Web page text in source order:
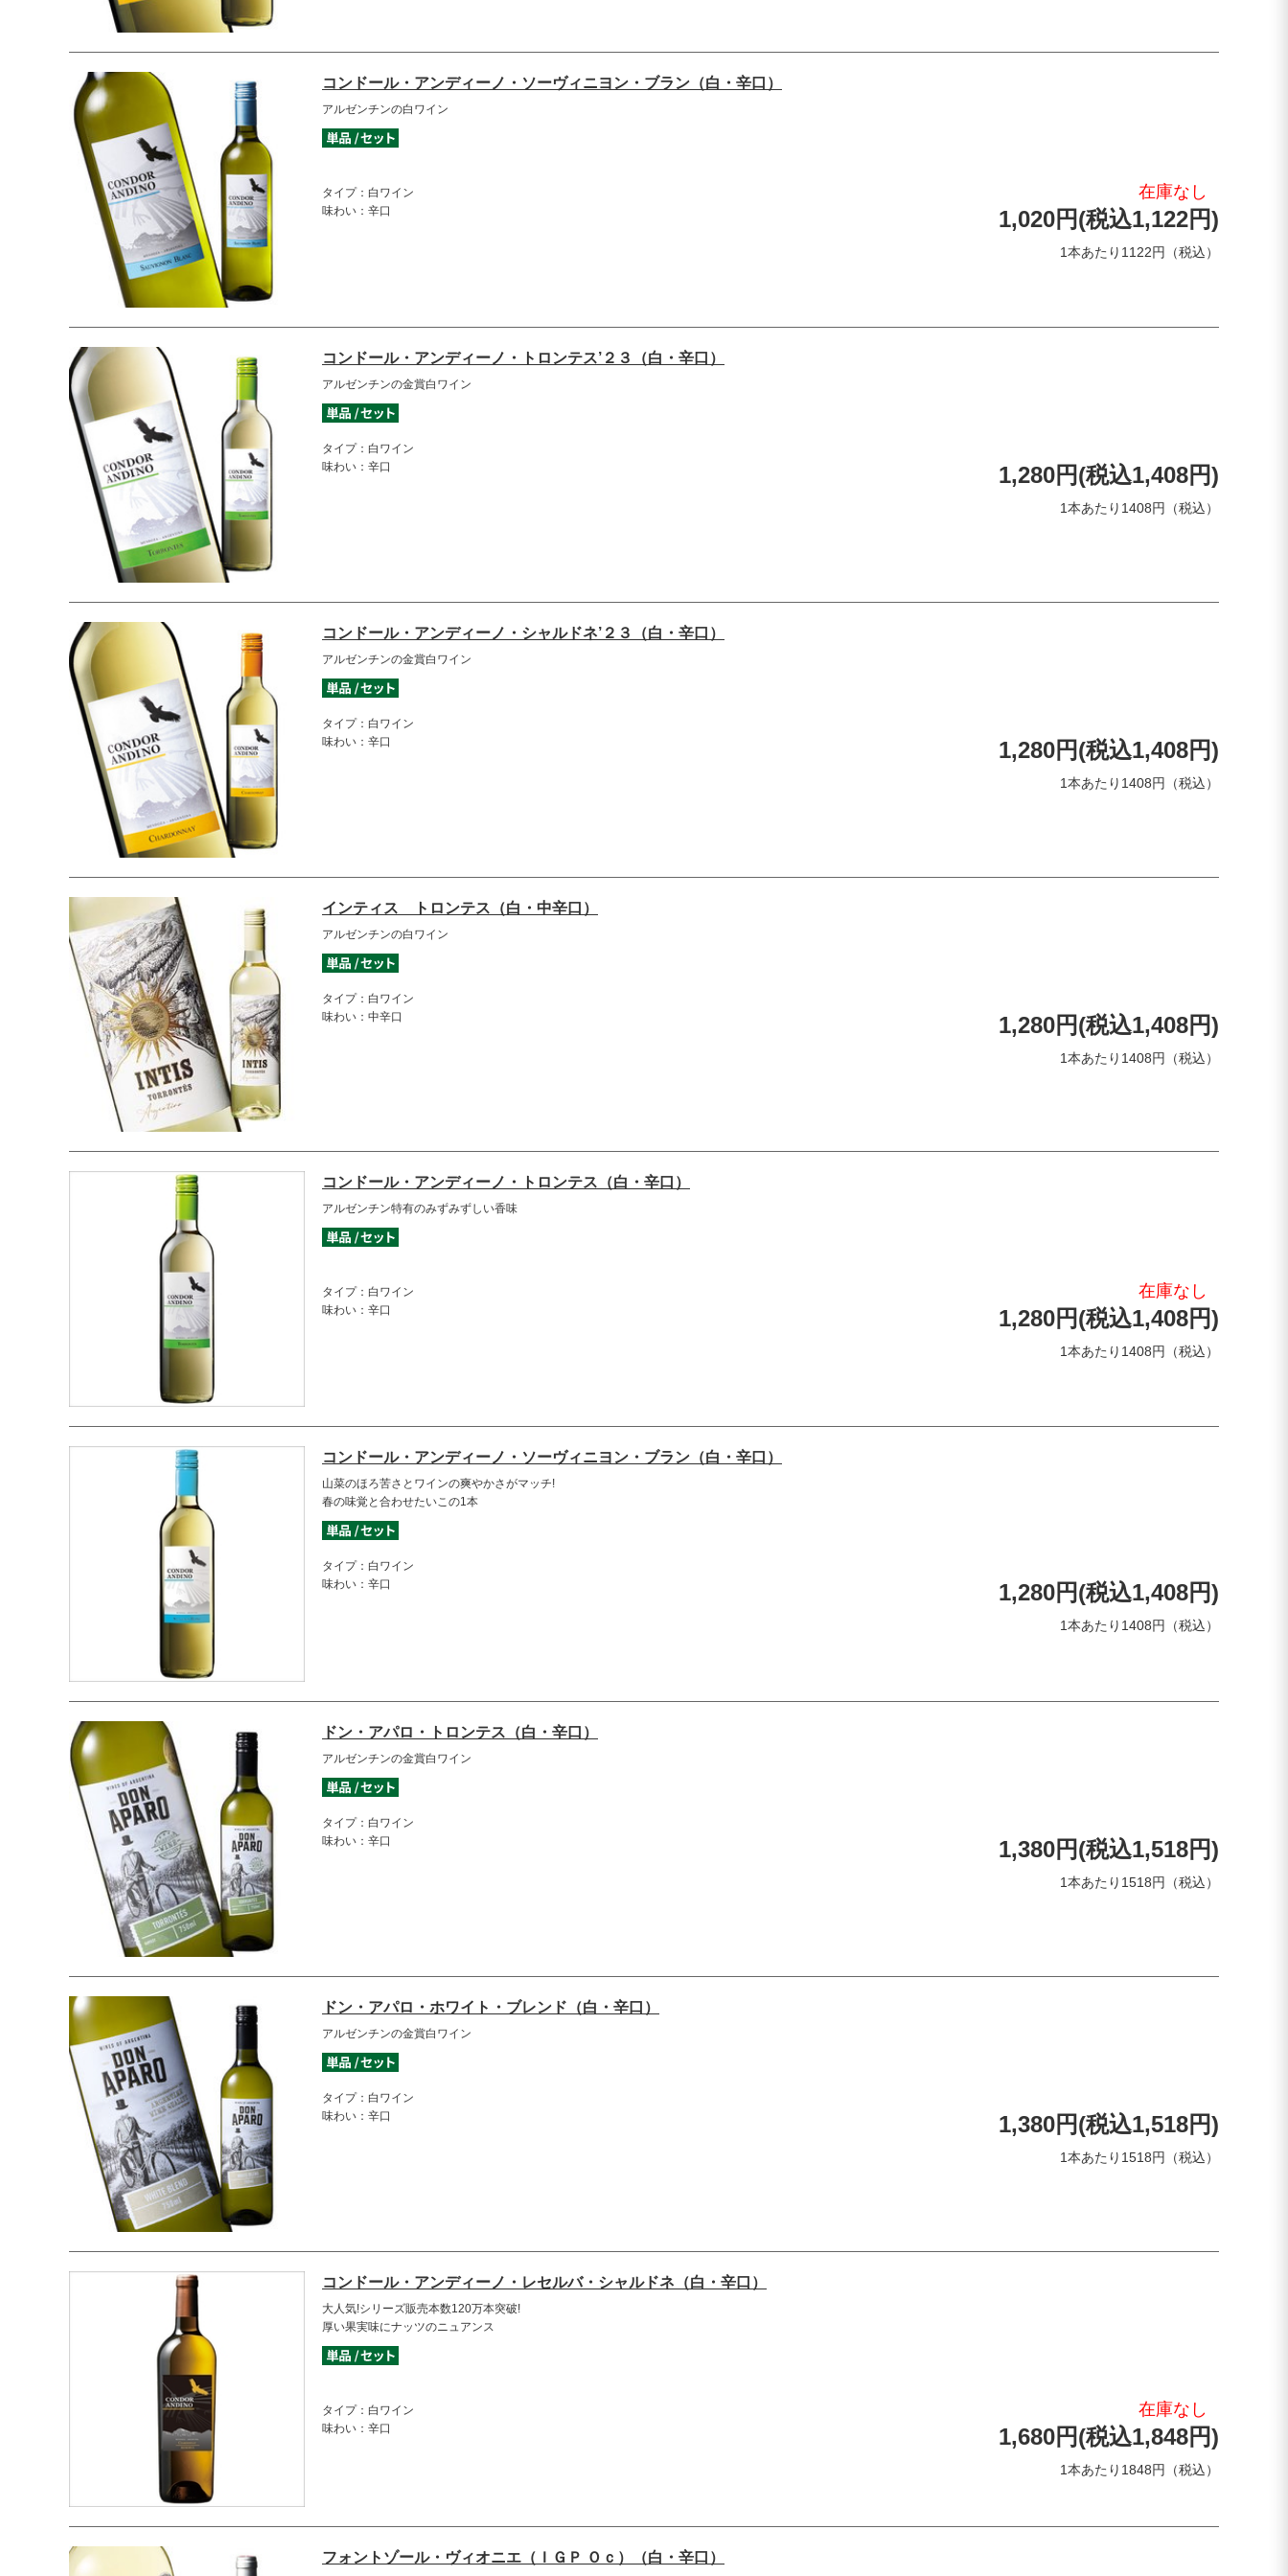
コンドール・アンディーノ・ソーヴィニヨン・ブラン（白・辛口）
アルゼンチンの白ワイン
タイプ：白ワイン
味わい：辛口
在庫なし
1,020円(税込1,122円)
1本あたり1122円（税込）
コンドール・アンディーノ・トロンテス’２３（白・辛口）
アルゼンチンの金賞白ワイン
タイプ：白ワイン
味わい：辛口
1,280円(税込1,408円)
1本あたり1408円（税込）
コンドール・アンディーノ・シャルドネ’２３（白・辛口）
アルゼンチンの金賞白ワイン
タイプ：白ワイン
味わい：辛口
1,280円(税込1,408円)
1本あたり1408円（税込）
インティス トロンテス（白・中辛口）
アルゼンチンの白ワイン
タイプ：白ワイン
味わい：中辛口
1,280円(税込1,408円)
1本あたり1408円（税込）
コンドール・アンディーノ・トロンテス（白・辛口）
アルゼンチン特有のみずみずしい香味
タイプ：白ワイン
味わい：辛口
在庫なし
1,280円(税込1,408円)
1本あたり1408円（税込）
コンドール・アンディーノ・ソーヴィニヨン・ブラン（白・辛口）
山菜のほろ苦さとワインの爽やかさがマッチ!
春の味覚と合わせたいこの1本
タイプ：白ワイン
味わい：辛口
1,280円(税込1,408円)
1本あたり1408円（税込）
ドン・アパロ・トロンテス（白・辛口）
アルゼンチンの金賞白ワイン
タイプ：白ワイン
味わい：辛口
1,380円(税込1,518円)
1本あたり1518円（税込）
ドン・アパロ・ホワイト・ブレンド（白・辛口）
アルゼンチンの金賞白ワイン
タイプ：白ワイン
味わい：辛口
1,380円(税込1,518円)
1本あたり1518円（税込）
コンドール・アンディーノ・レセルバ・シャルドネ（白・辛口）
大人気!シリーズ販売本数120万本突破!
厚い果実味にナッツのニュアンス
タイプ：白ワイン
味わい：辛口
在庫なし
1,680円(税込1,848円)
1本あたり1848円（税込）
フォントゾール・ヴィオニエ（ＩＧＰ Ｏｃ）（白・辛口）